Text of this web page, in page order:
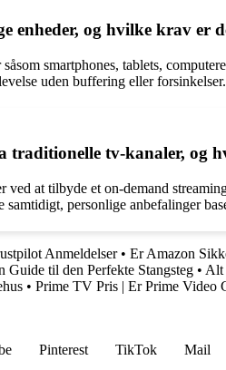
enheder, og hvilke krav er
smartphones, tablets,
uden buffering eller forsinkelser.
tv-kanaler, og
at tilbyde et on-demand
personlige anbefalinger
Anmeldelser• Er Amazon
Guide til den Perfekte Stangsteg • Alt
• Prime TV Pris | Er Prime Video
Pinterest TikTok Mail